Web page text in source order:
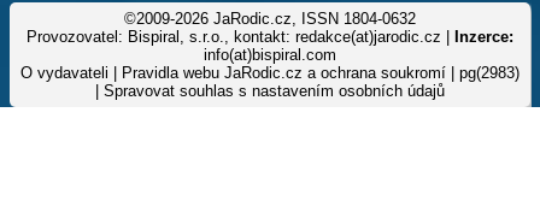
©2009-2026 JaRodic.cz, ISSN 1804-0632
Provozovatel: Bispiral, s.r.o., kontakt: redakce(at)jarodic.cz |
Inzerce:
info(at)bispiral.com
O vydavateli
Pravidla webu JaRodic.cz a ochrana soukromí | pg(2983)
Spravovat souhlas s nastavením osobních údajů